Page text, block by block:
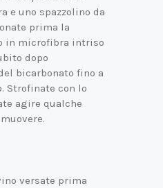
e uno spazzolino da
prima la
in microfibra intriso
dopo
bicarbonato fino a
Strofinate con lo
agire qualche
versate prima